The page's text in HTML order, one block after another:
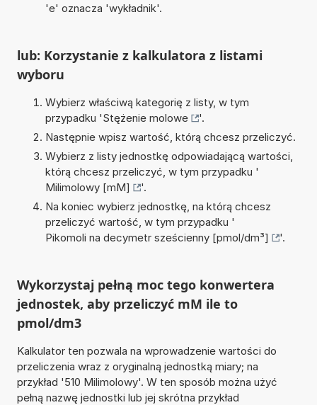
'e' oznacza 'wykładnik'.
lub: Korzystanie z kalkulatora z listami
wyboru
Wybierz właściwą kategorię z listy, w tym
przypadku 'Stężenie molowe
'.
Następnie wpisz wartość, którą chcesz przeliczyć.
Wybierz z listy jednostkę odpowiadającą wartości,
którą chcesz przeliczyć, w tym przypadku '
Milimolowy [mM]
'.
Na koniec wybierz jednostkę, na którą chcesz
przeliczyć wartość, w tym przypadku '
Pikomoli na decymetr sześcienny [pmol/dm³]
'.
Wykorzystaj pełną moc tego konwertera
jednostek, aby przeliczyć mM ile to
pmol/dm3
Kalkulator ten pozwala na wprowadzenie wartości do
przeliczenia wraz z oryginalną jednostką miary; na
przykład '510 Milimolowy'. W ten sposób można użyć
pełną nazwę jednostki lub jej skrótna przykład